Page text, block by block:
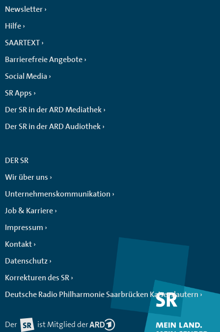
Newsletter
Hilfe
SAARTEXT
Barrierefreie Angebote
Social Media
SR Apps
Der SR in der ARD Mediathek
Der SR in der ARD Audiothek
DER SR
Wir über uns
Unternehmenskommunikation
Job & Karriere
Impressum
Kontakt
Datenschutz
Korrekturen des SR
Deutsche Radio Philharmonie Saarbrücken Kaiserslautern
Der ist Mitglied der